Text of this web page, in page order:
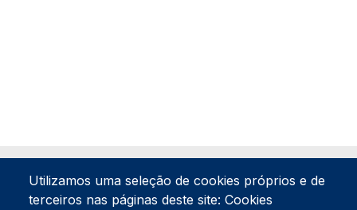
Utilizamos uma seleção de cookies próprios e de
terceiros nas páginas deste site: Cookies